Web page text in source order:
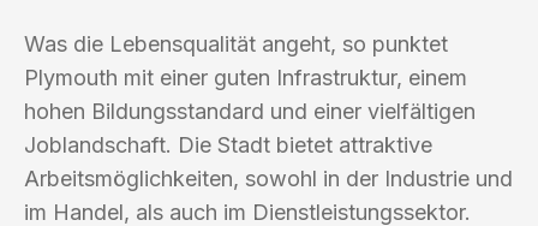
Was die Lebensqualität angeht, so punktet
Plymouth mit einer guten Infrastruktur, einem
hohen Bildungsstandard und einer vielfältigen
Joblandschaft. Die Stadt bietet attraktive
Arbeitsmöglichkeiten, sowohl in der Industrie und
im Handel, als auch im Dienstleistungssektor.